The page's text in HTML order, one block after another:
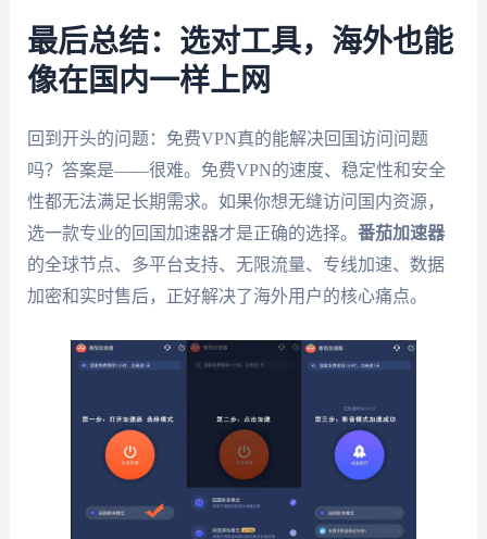
最后总结：选对工具，海外也能
像在国内一样上网
回到开头的问题：免费VPN真的能解决回国访问问题
吗？答案是——很难。免费VPN的速度、稳定性和安全
性都无法满足长期需求。如果你想无缝访问国内资源，
选一款专业的回国加速器才是正确的选择。 番茄加速器
的全球节点、多平台支持、无限流量、专线加速、数据
加密和实时售后，正好解决了海外用户的核心痛点。